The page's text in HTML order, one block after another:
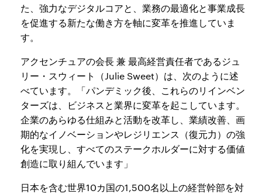
た、強力なデジタルコアと、業務の最適化と事業成長
を促進する新たな働き方を軸に変革を推進していま
す。
アクセンチュアの会長 兼 最高経営責任者であるジュ
リー・スウィート（Julie Sweet）は、次のように述
べています。「パンデミック後、これらのリインベン
ターズは、ビジネスと業界に変革を起こしています。
企業のあらゆる仕組みと活動を改革し、業績改善、画
期的なイノベーションやレジリエンス（復元力）の強
化を実現し、すべてのステークホルダーに対する価値
創造に取り組んでいます」
日本を含む世界10カ国の1,500名以上の経営幹部を対